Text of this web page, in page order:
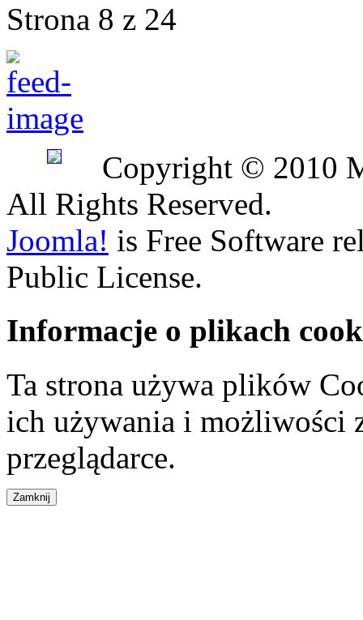
Strona 8 z 24
Copyright © 2010
All Rights Reserved.
Joomla! is Free Software
Public License.
Informacje o plikach
Ta strona używa plików
ich używania i możliwości
przeglądarce.